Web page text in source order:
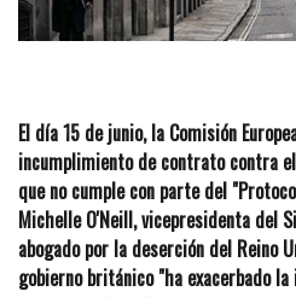
El día 15 de junio, la Comisión
incumplimiento de contrato contra
que no cumple con parte del
Michelle O'Neill, vicepresidenta del
abogado por la deserción del Reino
gobierno británico "ha exacerbado